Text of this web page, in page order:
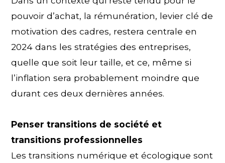
pouvoir d’achat, la rémunération, levier clé de
motivation des cadres, restera centrale en
2024 dans les stratégies des entreprises,
quelle que soit leur taille, et ce, même si
l’inflation sera probablement moindre que
durant ces deux dernières années.
Penser transitions de société et
transitions professionnelles
Les transitions numérique et écologique sont